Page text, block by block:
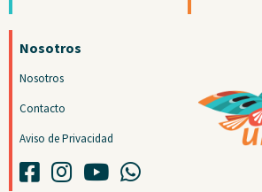
Nosotros
Nosotros
Contacto
Aviso de Privacidad